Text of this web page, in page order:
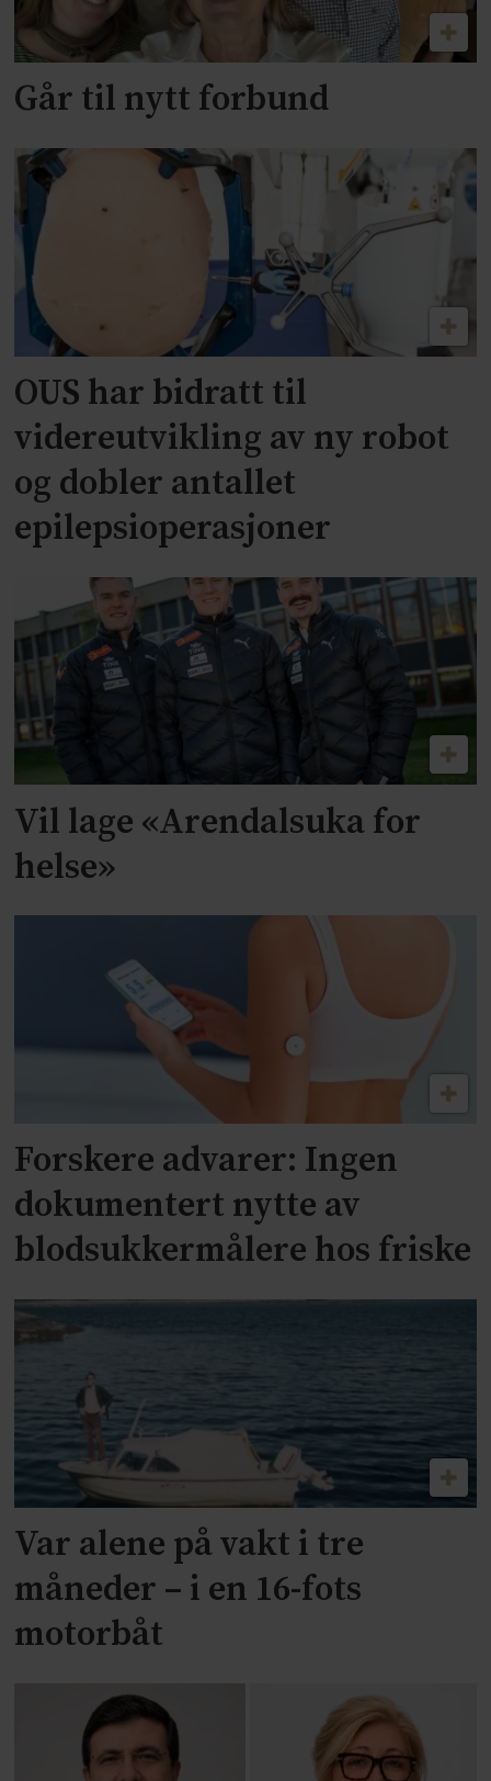
Går til nytt forbund
OUS har bidratt til
videreutvikling av ny robot
og dobler antallet
epilepsioperasjoner
Vil lage «Arendalsuka for
helse»
Forskere advarer: Ingen
dokumentert nytte av
blodsukkermålere hos friske
Var alene på vakt i tre
måneder – i en 16-fots
motorbåt